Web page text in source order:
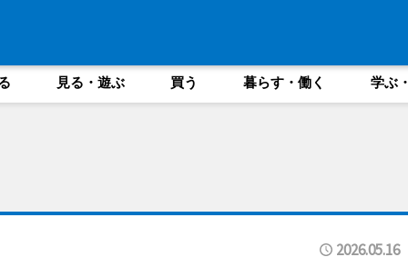
見る・遊ぶ 買う 暮らす・働く 学ぶ
2026.05.16